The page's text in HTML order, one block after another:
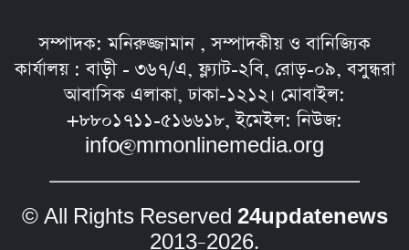
সম্পাদক: মনিরুজ্জামান , সম্পাদকীয় ও বানিজ্যিক
কার্যালয় : বাড়ী - ৩৬৭/এ, ফ্ল্যাট-২বি, রোড়-০৯, বসুন্ধরা
আবাসিক এলাকা, ঢাকা-১২১২। মোবাইল:
+৮৮০১৭১১-৫১৬৬১৮, ইমেইল: নিউজ:
info@mmonlinemedia.org
© All Rights Reserved 24updatenews
2013–2026.